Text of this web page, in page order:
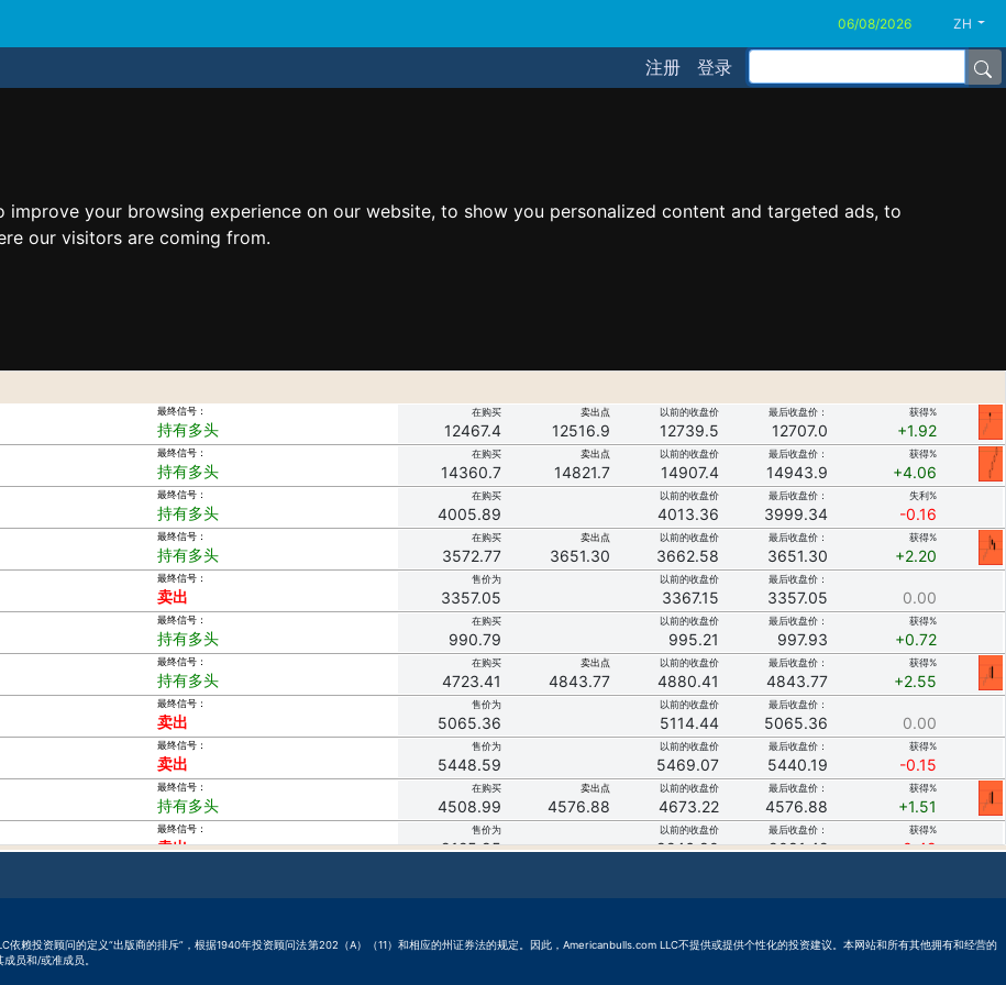
your browsing experience on our website, to show you personalized content and targeted ads, to
our visitors are coming from.
ZH
注册 登录
最终信号：
持有多头
在购买
12467.4
卖出点
12516.9
以前的收盘价
12739.5
最后收盘价：
12707.0
获得%
+1.92
最终信号：
持有多头
在购买
14360.7
卖出点
14821.7
以前的收盘价
14907.4
最后收盘价：
14943.9
获得%
+4.06
最终信号：
持有多头
在购买
4005.89
以前的收盘价
4013.36
最后收盘价：
3999.34
失利%
-0.16
最终信号：
持有多头
在购买
3572.77
卖出点
3651.30
以前的收盘价
3662.58
最后收盘价：
3651.30
获得%
+2.20
最终信号：
卖出
售价为
3357.05
以前的收盘价
3367.15
最后收盘价：
3357.05 0.00
最终信号：
持有多头
在购买
990.79
以前的收盘价
995.21
最后收盘价：
997.93
获得%
+0.72
最终信号：
持有多头
在购买
4723.41
卖出点
4843.77
以前的收盘价
4880.41
最后收盘价：
4843.77
获得%
+2.55
最终信号：
卖出
售价为
5065.36
以前的收盘价
5114.44
最后收盘价：
5065.36 0.00
最终信号：
卖出
售价为
5448.59
以前的收盘价
5469.07
最后收盘价：
5440.19
获得%
-0.15
最终信号：
持有多头
在购买
4508.99
卖出点
4576.88
以前的收盘价
4673.22
最后收盘价：
4576.88
获得%
+1.51
最终信号：
卖出
售价为
9125.85
以前的收盘价
9246.80
最后收盘价：
9081.42
获得%
-0.49
最终信号： 在购买 以前的收盘价 最后收盘价： 获得%
赖投资顾问的定义“出版商的排斥”，根据1940年投资顾问法第202（A）（11）和相应的州证券法的规定。因此，Americanbulls.com LLC不提供或提供个性化的投资建议。本网站和所有其他拥有和经营的
员和/或准成员。